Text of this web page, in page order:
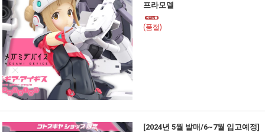
프라모델
(품절)
[2024년 5월 발매/6~7월 입고예정]